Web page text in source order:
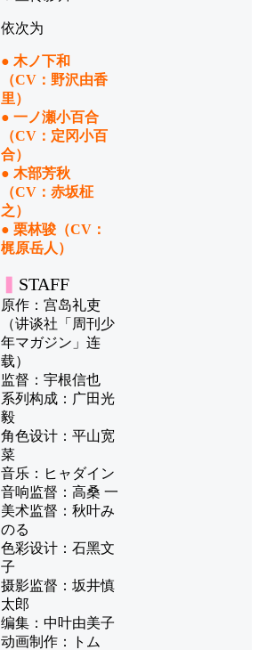
依次为
● 木ノ下和
（CV：野沢由香
里）
● 一ノ瀬小百合
（CV：定冈小百
合）
● 木部芳秋
（CV：赤坂柾
之）
● 栗林骏（CV：
梶原岳人）
▍ STAFF
原作：宫岛礼吏
（讲谈社「周刊少
年マガジン」连
载）
监督：宇根信也
系列构成：广田光
毅
角色设计：平山宽
菜
音乐：ヒャダイン
音响监督：高桑 一
美术监督：秋叶み
のる
色彩设计：石黑文
子
摄影监督：坂井慎
太郎
编集：中叶由美子
动画制作：トム